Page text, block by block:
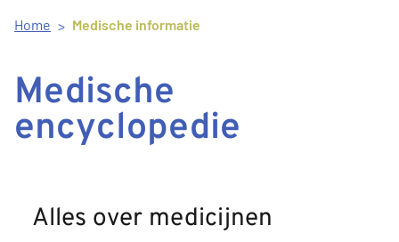
Home Medische informatie
Medische
encyclopedie
Alles over medicijnen